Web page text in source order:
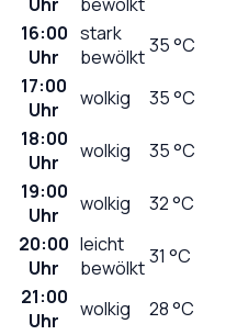
16:00
Uhr
stark
bewölkt35°C
17:00
Uhr
wolkig 35°C
18:00
Uhr
wolkig 35°C
19:00
Uhr
wolkig 32°C
20:00
Uhr
leicht
bewölkt31 °C
21:00
Uhr
wolkig 28°C